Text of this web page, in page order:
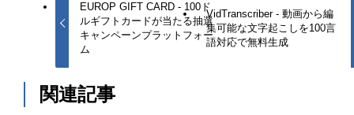
EUROP GIFT CARD - 100ド
ルギフトカードが当たる抽選
キャンペーンプラットフォー
ム
VidTranscriber - 動画から編
集可能な文字起こしを100言
語対応で無料生成
関連記事